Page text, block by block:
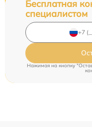
Бесплатная
специалистом
Нажимая на кнопку